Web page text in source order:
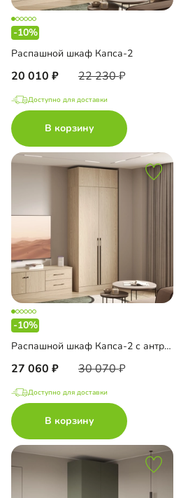
-10%
Распашной шкаф Капса-2
20 010 22 230
Доступно для доставки
В корзину
-10%
Распашной шкаф Капса-2 с антресолью
27 060 30 070
Доступно для доставки
В корзину